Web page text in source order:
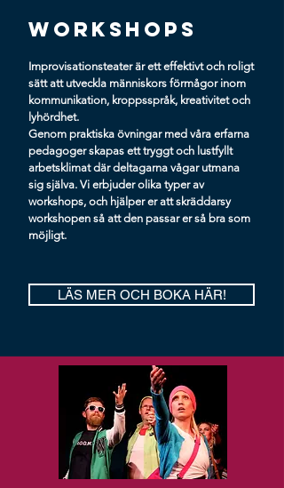
WORKSHOPS
Improvisationsteater är ett effektivt och roligt
sätt att utveckla människors förmågor inom
kommunikation, kroppsspråk, kreativitet och
lyhördhet.
Genom praktiska övningar med våra erfarna
pedagoger skapas ett tryggt och lustfyllt
arbetsklimat där deltagarna vågar utmana
sig själva. Vi erbjuder olika typer av
workshops, och hjälper er att skräddarsy
workshopen så att den passar er så bra som
möjligt.
LÄS MER OCH BOKA HÄR!